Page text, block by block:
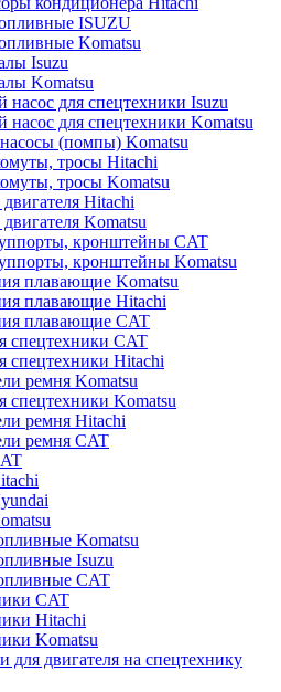
ISUZU
Komatsu
Isuzu
Komatsu
насос для спецтехники Isuzu
насос для спецтехники Komatsu
(помпы) Komatsu
тросы Hitachi
тросы Komatsu
Hitachi
Komatsu
кронштейны CAT
кронштейны Komatsu
плавающие Komatsu
плавающие Hitachi
плавающие CAT
спецтехники CAT
спецтехники Hitachi
ремня Komatsu
спецтехники Komatsu
ремня Hitachi
ремня CAT
Komatsu
Isuzu
CAT
CAT
Hitachi
Komatsu
для двигателя на спецтехнику